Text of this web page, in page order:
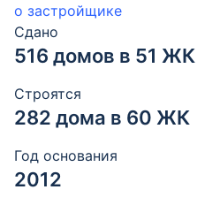
о застройщике
Сдано
516 домов в 51 ЖК
Строятся
282 дома в 60 ЖК
Год основания
2012